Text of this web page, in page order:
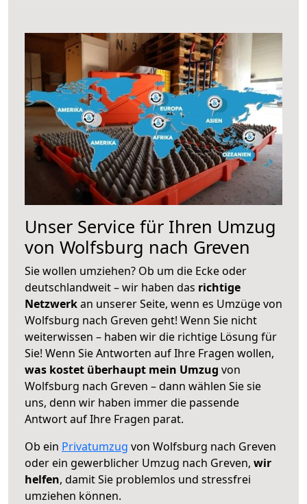
Unser Service für Ihren Umzug
von Wolfsburg nach Greven
Sie wollen umziehen? Ob um die Ecke oder
deutschlandweit – wir haben das richtige
Netzwerkan unserer Seite, wenn es Umzüge von
Wolfsburg nach Greven geht! Wenn Sie nicht
weiterwissen – haben wir die richtige Lösung für
Sie! Wenn Sie Antworten auf Ihre Fragen wollen,
was kostet überhaupt mein Umzug von
Wolfsburg nach Greven – dann wählen Sie sie
uns, denn wir haben immer die passende
Antwort auf Ihre Fragen parat.
Ob ein Privatumzug von Wolfsburg nach Greven
oder ein gewerblicher Umzug nach Greven, wir
helfen, damit Sie problemlos und stressfrei
umziehen können.